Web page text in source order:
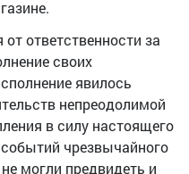
ответственности за
своих
явилось
непреодолимой
в силу настоящего
чрезвычайного
могли предвидеть и